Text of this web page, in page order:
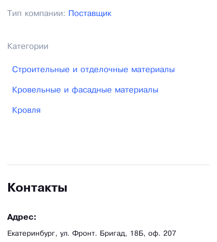
Кровля Вы получите гарантировано высокое
Тип компании: Поставщик
Категории
Строительные и отделочные материалы
Кровельные и фасадные материалы
Кровля
Контакты
Адрес:
Екатеринбург, ул. Фронт. Бригад, 18Б, оф. 207